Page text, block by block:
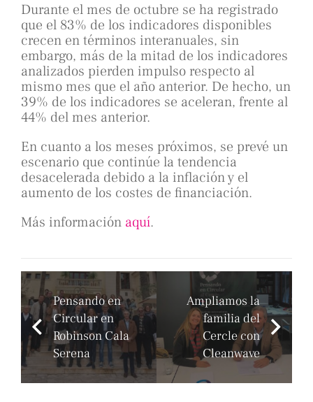
Durante el mes de octubre se ha registrado
que el 83% de los indicadores disponibles
crecen en términos interanuales, sin
embargo, más de la mitad de los indicadores
analizados pierden impulso respecto al
mismo mes que el año anterior. De hecho, un
39% de los indicadores se aceleran, frente al
44% del mes anterior.
En cuanto a los meses próximos, se prevé un
escenario que continúe la tendencia
desacelerada debido a la inflación y el
aumento de los costes de financiación.
Más información aquí.
Pensando en
Circular en
Robinson Cala
Serena
Ampliamos la
familia del
Cercle con
Cleanwave